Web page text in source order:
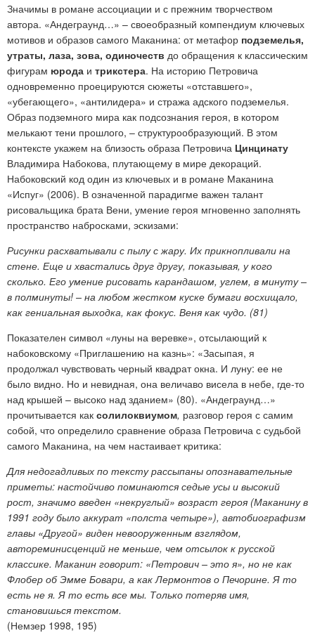
Значимы в романе ассоциации и с прежним творчеством
автора. «Андеграунд…» – своеобразный компендиум ключевых
мотивов и образов самого Маканина: от метафор подземелья,
утраты, лаза, зова, одиночеств до обращения к классическим
фигурам юрода и трикстера. На историю Петровича
одновременно проецируются сюжеты «отставшего»,
«убегающего», «антилидера» и стража адского подземелья.
Образ подземного мира как подсознания героя, в котором
мелькают тени прошлого, – структурообразующий. В этом
контексте укажем на близость образа Петровича Цинцинату
Владимира Набокова, плутающему в мире декораций.
Набоковский код один из ключевых и в романе Маканина
«Испуг» (2006). В означенной парадигме важен талант
рисовальщика брата Вени, умение героя мгновенно заполнять
пространство набросками, эскизами:
Рисунки расхватывали с пылу с жару. Их прикнопливали на
стене. Еще и хвастались друг другу, показывая, у кого
сколько. Его умение рисовать карандашом, углем, в минуту –
в полминуты! – на любом жестком куске бумаги восхищало,
как гениальная выходка, как фокус. Веня как чудо. (81)
Показателен символ «луны на веревке», отсылающий к
набоковскому «Приглашению на казнь»: «Засыпая, я
продолжал чувствовать черный квадрат окна. И луну: ее не
было видно. Но и невидная, она величаво висела в небе, где-то
над крышей – высоко над зданием» (80). «Андеграунд…»
прочитывается как солилоквиумом, разговор героя с самим
собой, что определило сравнение образа Петровича с судьбой
самого Маканина, на чем настаивает критика:
Для недогадливых по тексту рассыпаны опознавательные
приметы: настойчиво поминаются седые усы и высокий
рост, значимо введен «некруглый» возраст героя (Маканину в
1991 году было аккурат «полста четыре»), автобиографизм
главы «Другой» виден невооруженным взглядом,
автореминисценций не меньше, чем отсылок к русской
классике. Маканин говорит: «Петрович – это я», но не как
Флобер об Эмме Бовари, а как Лермонтов о Печорине. Я то
есть не я. Я то есть все мы. Только потеряв имя,
становишься текстом.
(Немзер 1998, 195)